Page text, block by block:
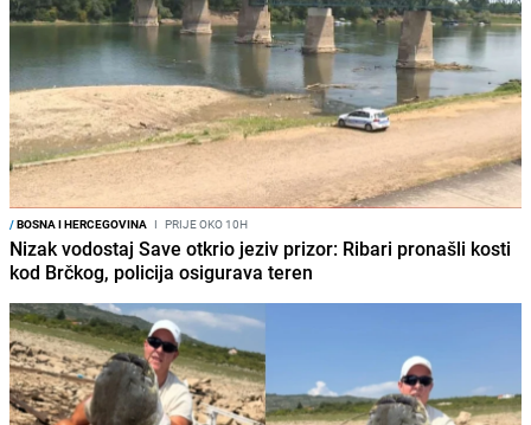
/BOSNA I HERCEGOVINA I PRIJE OKO 10H
Nizak vodostaj Save otkrio jeziv prizor: Ribari pronašli kosti
kod Brčkog, policija osigurava teren